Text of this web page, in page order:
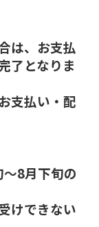
は、お支払
了となりま
支払い・配
8月下旬の
けできない